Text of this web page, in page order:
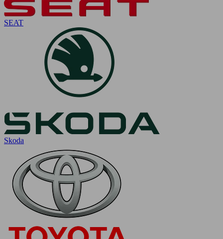
SEAT
Skoda